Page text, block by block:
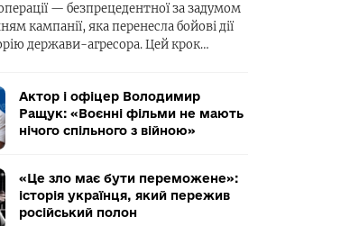
— безпрецедентної за задумом
кампанії, яка перенесла бойові дії
держави-агресора. Цей крок…
Актор і офіцер Володимир
Ращук: «Воєнні фільми не мають
нічого спільного з війною»
«Це зло має бути переможене»:
історія українця, який пережив
російський полон